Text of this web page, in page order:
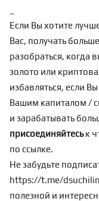
Если Вы хотите
Вас, получать
разобраться, когда
золото или
избавляться, если
Вашим капиталом /
и зарабатывать
присоединяйтеськ
по ссылке.
Не забудьте
https://t.me/dsuchilin
полезной и